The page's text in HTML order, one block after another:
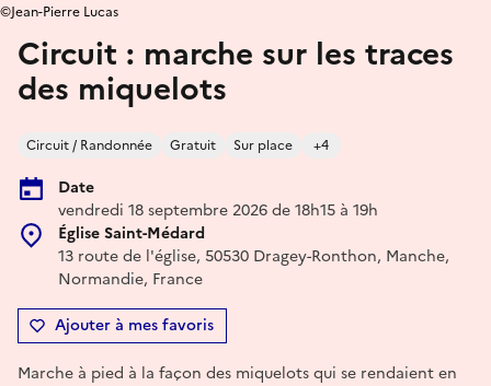
Circuit : marche sur les traces
des miquelots
Circuit / Randonnée Gratuit Sur place +4
Date
vendredi 18 septembre 2026 de 18h15 à 19h
Église Saint-Médard
13 route de l'église, 50530 Dragey-Ronthon, Manche,
Normandie, France
Ajouter à mes favoris
©Jean-Pierre Lucas
Marche à pied à la façon des miquelots qui se rendaient en